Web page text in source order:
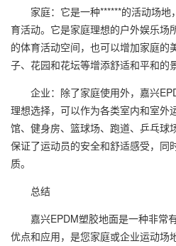
家庭：它是一种******的活动场地
育活动。它是家庭理想的户外娱乐场
的体育活动空间，也可以增加家庭的
子、花园和花坛等增添舒适和平和的
企业：除了家庭使用外，嘉兴
理想选择，可以作为各类室内和室外
馆、健身房、篮球场、跑道、乒乓球
保证了运动员的安全和舒适感受，同
质。
总结
嘉兴EPDM塑胶地面是一种非常
优点和应用，是您家庭或企业运动场